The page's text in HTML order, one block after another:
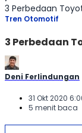
3 Perbedaan
Tren Otomotif
3 Perbedaan
Deni Ferlindungan
31 Okt 2020
5 menit baca